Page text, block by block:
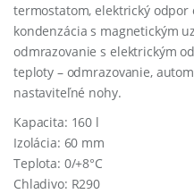
termostatom,elektrický odpor
kondenzácia s magnetickým
odmrazovanie s elektrickým
teploty – odmrazovanie,
nastaviteľné nohy.
Kapacita: 160 l
Izolácia: 60 mm
Teplota: 0/+8°C
Chladivo: R290